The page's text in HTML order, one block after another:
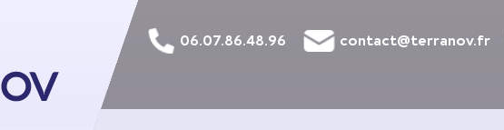
contact@terranov.fr
06.07.86.48.96